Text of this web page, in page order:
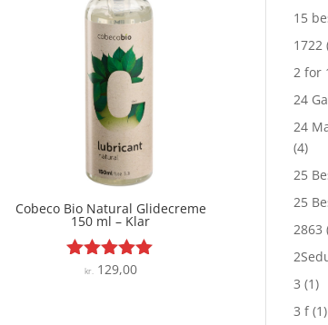
Cobeco Bio Natural Glidecreme
150 ml – Klar
Vurderet
kr.129,00
15
1722
2 for
24
24
(4)
25
25
2863
3 (1)
3 f (1)